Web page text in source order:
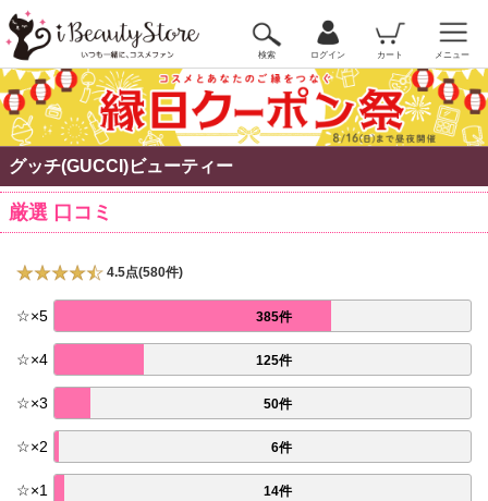
検索 ログイン カート メニュー
グッチ(GUCCI)ビューティー
厳選 口コミ
4.5点(580件)
☆×5 385件
☆×4 125件
☆×3 50件
☆×2 6件
☆×1 14件